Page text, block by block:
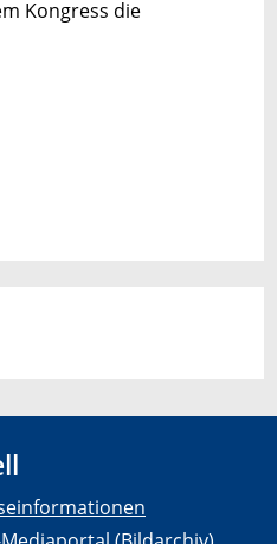
Kongress die